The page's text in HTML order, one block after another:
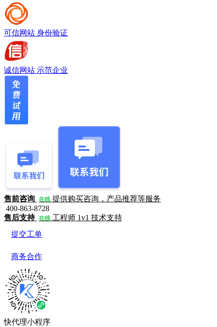
可信网站 身份验证
诚信网站 示范企业
售前咨询 在线 提供购买咨询，产品推荐等服务
400-863-8728
售后支持 在线 工程师 1v1 技术支持
提交工单
商务合作
快代理小程序